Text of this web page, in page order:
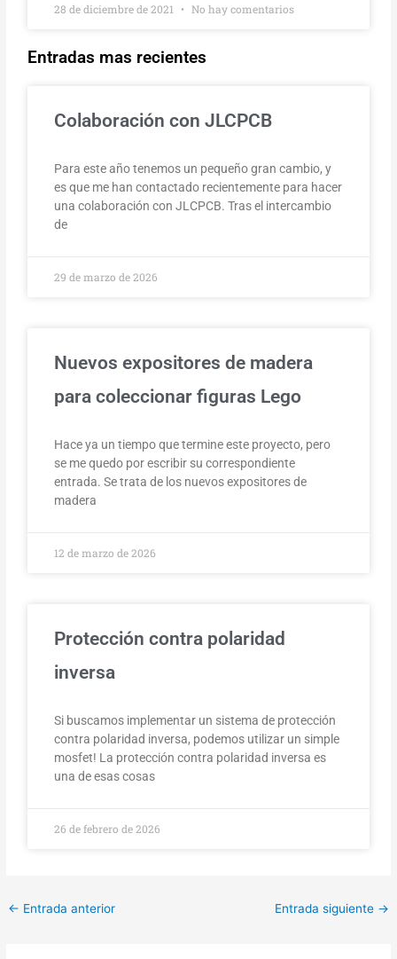
28 de diciembre de 2021 No hay comentarios
Entradas mas recientes
Colaboración con JLCPCB
Para este año tenemos un pequeño gran cambio, y
es que me han contactado recientemente para hacer
una colaboración con JLCPCB. Tras el intercambio
de
29 de marzo de 2026
Nuevos expositores de madera
para coleccionar figuras Lego
Hace ya un tiempo que termine este proyecto, pero
se me quedo por escribir su correspondiente
entrada. Se trata de los nuevos expositores de
madera
12 de marzo de 2026
Protección contra polaridad
inversa
Si buscamos implementar un sistema de protección
contra polaridad inversa, podemos utilizar un simple
mosfet! La protección contra polaridad inversa es
una de esas cosas
26 de febrero de 2026
← Entrada anterior Entrada siguiente →